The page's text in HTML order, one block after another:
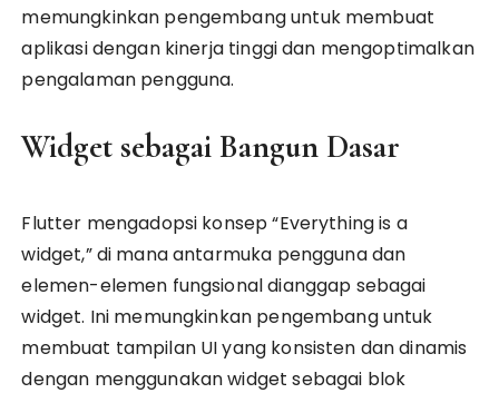
memungkinkan pengembang untuk membuat
aplikasi dengan kinerja tinggi dan mengoptimalkan
pengalaman pengguna.
Widget sebagai Bangun Dasar
Flutter mengadopsi konsep “Everything is a
widget,” di mana antarmuka pengguna dan
elemen-elemen fungsional dianggap sebagai
widget. Ini memungkinkan pengembang untuk
membuat tampilan UI yang konsisten dan dinamis
dengan menggunakan widget sebagai blok